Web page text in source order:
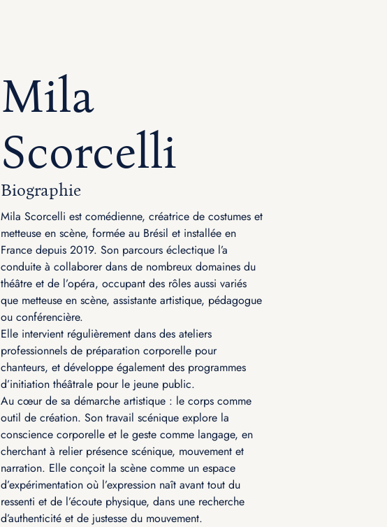
Mila
Scorcelli
Biographie
Mila Scorcelli est comédienne, créatrice de costumes et
metteuse en scène, formée au Brésil et installée en
France depuis 2019. Son parcours éclectique l’a
conduite à collaborer dans de nombreux domaines du
théâtre et de l’opéra, occupant des rôles aussi variés
que metteuse en scène, assistante artistique, pédagogue
ou conférencière.
Elle intervient régulièrement dans des ateliers
professionnels de préparation corporelle pour
chanteurs, et développe également des programmes
d’initiation théâtrale pour le jeune public.
Au cœur de sa démarche artistique : le corps comme
outil de création. Son travail scénique explore la
conscience corporelle et le geste comme langage, en
cherchant à relier présence scénique, mouvement et
narration. Elle conçoit la scène comme un espace
d’expérimentation où l’expression naît avant tout du
ressenti et de l’écoute physique, dans une recherche
d’authenticité et de justesse du mouvement.